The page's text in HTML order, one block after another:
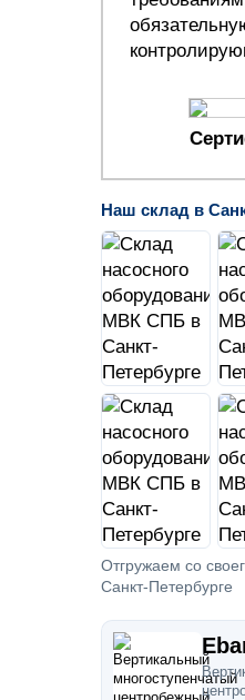
Наш склад в
Отгружаем со
Санкт-Петербурге